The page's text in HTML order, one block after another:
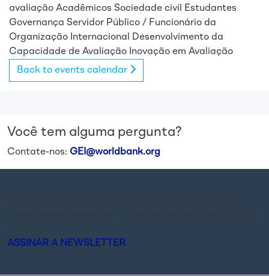
avaliação Acadêmicos Sociedade civil
Estudantes
Governança Servidor Público / Funcionário da
Organização Internacional
Desenvolvimento da
Capacidade de Avaliação Inovação em Avaliação
Back to events calendar
Você tem alguma pergunta?
Contate-nos: GEI@worldbank.org
ASSINAR A NEWSLETTER